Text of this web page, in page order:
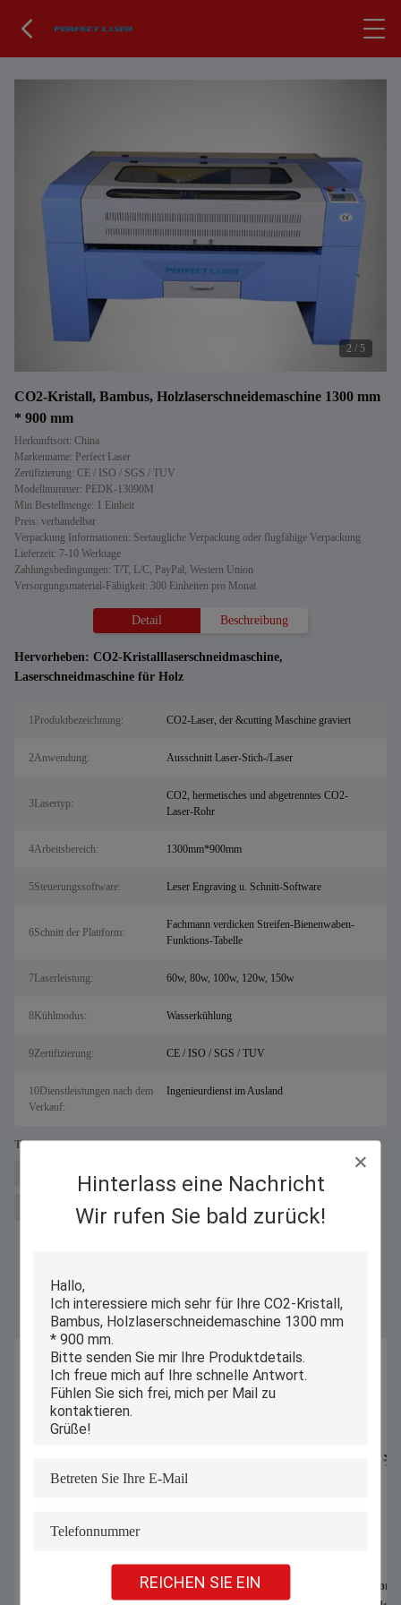
Hinterlass eine Nachricht
Wir rufen Sie bald zurück!
REICHEN SIE EIN
2 / 5
CO2-Kristall, Bambus, Holzlaserschneidemaschine 1300 mm
* 900 mm
Herkunftsort: China
Markenname: Perfect Laser
Zertifizierung: CE / ISO / SGS / TUV
Modellnummer: PEDK-13090M
Min Bestellmenge: 1 Einheit
Preis: verhandelbar
Verpackung Informationen: Seetaugliche Verpackung oder flugfähige Verpackung
Lieferzeit: 7-10 Werktage
Zahlungsbedingungen: T/T, L/C, PayPal, Western Union
Versorgungsmaterial-Fähigkeit: 300 Einheiten pro Monat
Detail Beschreibung
Hervorheben: CO2-Kristalllaserschneidmaschine,
Laserschneidmaschine für Holz
1Produktbezeichnung: CO2-Laser, der &cutting Maschine graviert
2Anwendung: Ausschnitt Laser-Stich-/Laser
3Lasertyp:
CO2, hermetisches und abgetrenntes CO2-
Laser-Rohr
4Arbeitsbereich: 1300mm*900mm
5Steuerungssoftware: Leser Engraving u. Schnitt-Software
6Schnitt der Plattform:
Fachmann verdicken Streifen-Bienenwaben-
Funktions-Tabelle
7Laserleistung: 60w, 80w, 100w, 120w, 150w
8Kühlmodus: Wasserkühlung
9Zertifizierung: CE / ISO / SGS / TUV
10Dienstleistungen nach dem
Verkauf:
Ingenieurdienst im Ausland
Tags:
Maschine zum Laserschneiden von Metallen für Salz Faserlaserschneider
CO2-Kristalllaserschneidmaschine
1070nm 1000W 1500W Handheld
Automatischer